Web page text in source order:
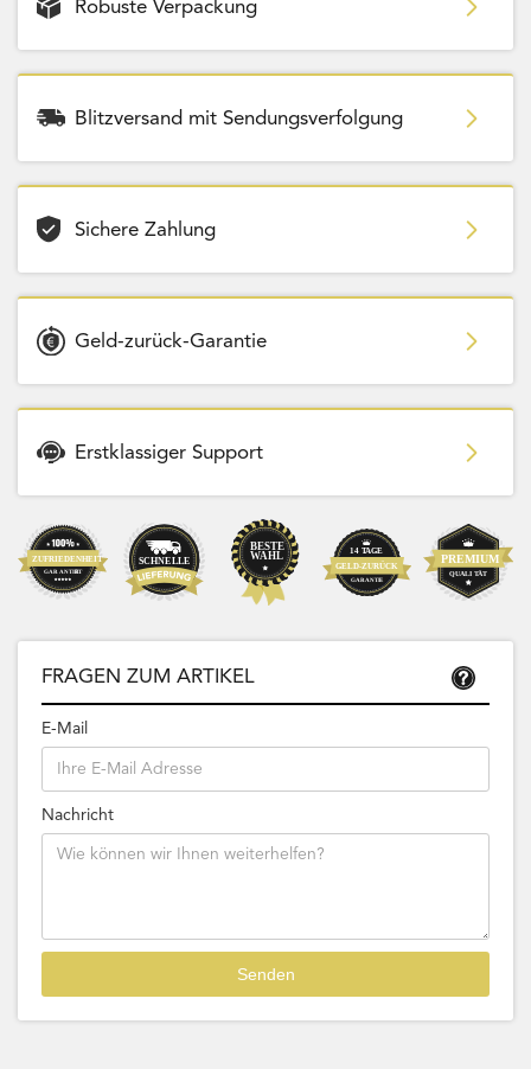
Robuste Verpackung
Blitzversand mit Sendungsverfolgung
Sichere Zahlung
Geld-zurück-Garantie
Erstklassiger Support
FRAGEN ZUM ARTIKEL
E-Mail
Nachricht